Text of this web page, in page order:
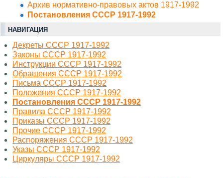
Архив нормативно-правовых актов 1917-1992
Постановления СССР 1917-1992
НАВИГАЦИЯ
Декреты СССР 1917-1992
Законы СССР 1917-1992
Инструкции СССР 1917-1992
Обращения СССР 1917-1992
Письма СССР 1917-1992
Положения СССР 1917-1992
Постановления СССР 1917-1992
Правила СССР 1917-1992
Приказы СССР 1917-1992
Прочие СССР 1917-1992
Распоряжения СССР 1917-1992
Указы СССР 1917-1992
Циркуляры СССР 1917-1992